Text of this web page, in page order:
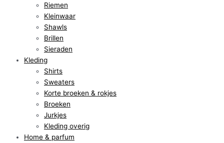
Riemen
Kleinwaar
Shawls
Brillen
Sieraden
Kleding
Shirts
Sweaters
Korte broeken & rokjes
Broeken
Jurkjes
Kleding overig
Home & parfum